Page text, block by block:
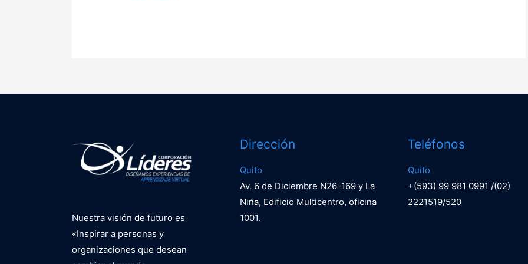
Nuestra visión de futuro es
«Inspirar a personas y
organizaciones que desean
Dirección
Quito
Av. 6 de Diciembre N26-169 y La
Niña, Edificio Multicentro, oficina
1001.
Teléfonos
Quito
+(593) 99 981 0991 /(02)
2221519/520